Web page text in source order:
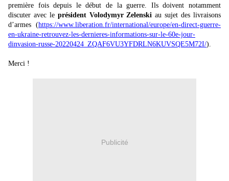
première fois depuis le début de la guerre. Ils doivent notamment
discuter avec le président Volodymyr Zelenski au sujet des livraisons
d’armes (https://www.liberation.fr/international/europe/en-direct-guerre-
en-ukraine-retrouvez-les-dernieres-informations-sur-le-60e-jour-
dinvasion-russe-20220424_ZQAF6VU3YFDRLN6KUVSQE5M72I/).
Merci !
Publicité